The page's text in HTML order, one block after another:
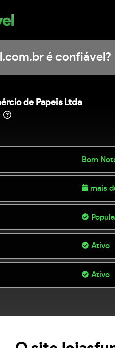
é confiável?
de Papeis Ltda
Bom
mais
Ativo
Ativo